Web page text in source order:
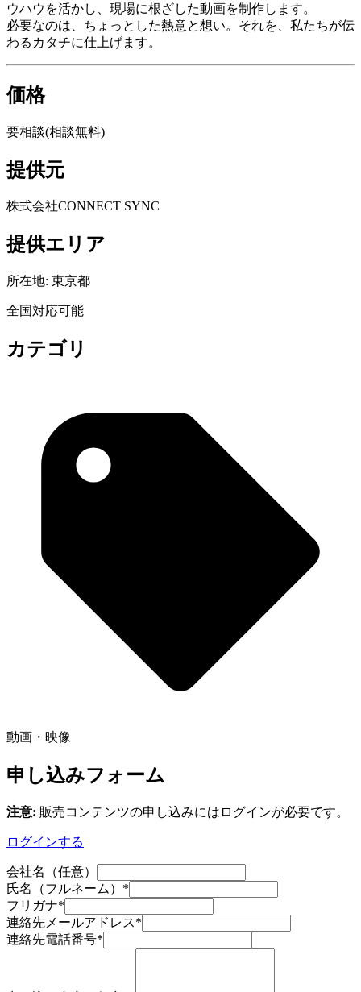
ウハウを活かし、現場に根ざした動画を制作します。
必要なのは、ちょっとした熱意と想い。それを、私たちが伝
わるカタチに仕上げます。
価格
要相談(相談無料)
提供元
株式会社CONNECT SYNC
提供エリア
所在地: 東京都
全国対応可能
カテゴリ
動画・映像
申し込みフォーム
注意: 販売コンテンツの申し込みにはログインが必要です。
ログインする
会社名（任意）
氏名（フルネーム） *
フリガナ*
連絡先メールアドレス*
連絡先電話番号*